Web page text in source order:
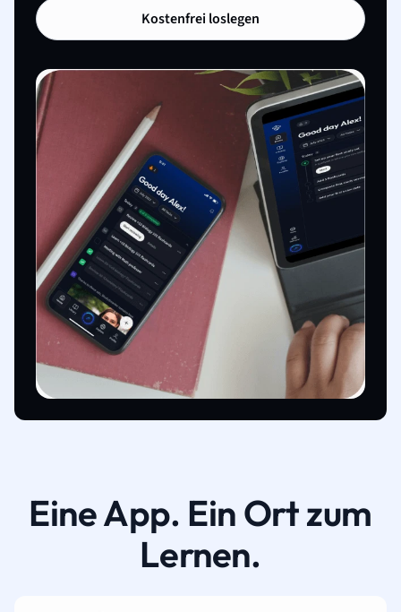
Kostenfrei loslegen
Eine App. Ein Ort zum
Lernen.